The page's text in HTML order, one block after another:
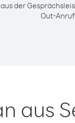
der
Out-
aus